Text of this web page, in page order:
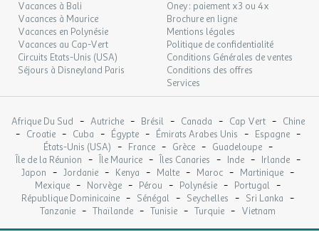
Cet établissement respecte les recommandations
gouvernementales et fait le maximum pour vous accueillir dans
les meilleures conditions. Cependant certaines prestations
peuvent être limitées ou indisponibles.
CALIFORNIA TRIO résidentiel 3 chambres- TV 6 personnes
Le mobil-home comporte une pièce principale (avec un coin
cuisine, un coin repas, et un espace salon avec banquette et
télévision),3 chambres dont 1 avec un lit en 140 cm de large pour
2 personnes et 2 autres chambres avec 2 lits de 80 cm de large,
un WC et une salle d'eau avec douche. Il donne sur une terrasse
en bois semi couverte.
Le logement comprend :
Vacances à Bali
Vacances à Maurice
Vacances en Polynésie
Vacances au Cap-Vert
Circuits Etats-Unis (USA)
Séjours à Disneyland Paris
Oney : paiement x3 ou 4x
Brochure en ligne
Mentions légales
Politique de confidentialité
Conditions Générales de ventes
Conditions des offres
Services
Afrique Du Sud - Autriche - Brésil - Canada - Cap Vert - Chine
- Croatie - Cuba - Égypte - Émirats Arabes Unis - Espagne -
États-Unis (USA) - France - Grèce - Guadeloupe -
Île de la Réunion - Île Maurice - Îles Canaries - Inde - Irlande -
Japon - Jordanie - Kenya - Malte - Maroc - Martinique -
Mexique - Norvège - Pérou - Polynésie - Portugal -
République Dominicaine - Sénégal - Seychelles - Sri Lanka -
Tanzanie - Thaïlande - Tunisie - Turquie - Vietnam